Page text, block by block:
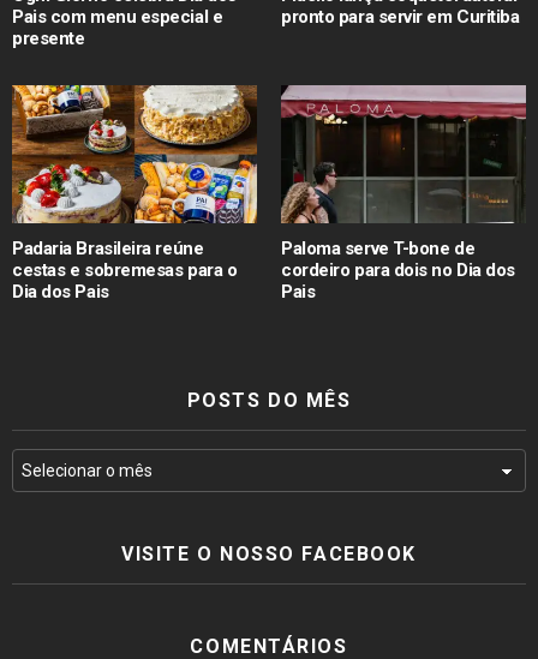
Pais com menu especial e
presente
pronto para servir em Curitiba
Padaria Brasileira reúne
cestas e sobremesas para o
Dia dos Pais
Paloma serve T-bone de
cordeiro para dois no Dia dos
Pais
POSTS DO MÊS
VISITE O NOSSO FACEBOOK
COMENTÁRIOS